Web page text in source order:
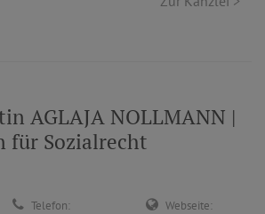
AGLAJA NOLLMANN |
für Sozialrecht
Telefon: Webseite: